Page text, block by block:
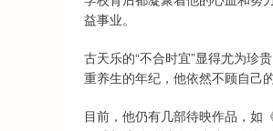
益事业。
古天乐的“不合时宜”显得尤为珍
重养生的年纪，他依然不顾自己
目前，他仍有几部待映作品，如